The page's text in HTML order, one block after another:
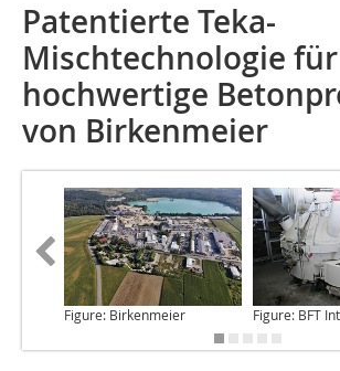
Patentierte Teka-
Mischtechnologie
hochwertige
von Birkenmeier
Figure: Birkenmeier Figure: BFT